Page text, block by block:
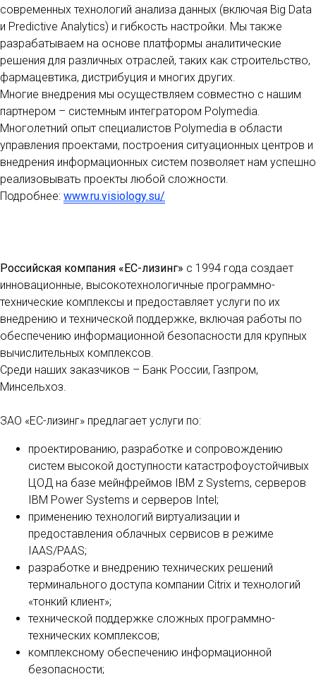
современных технологий анализа данных (включая Big Data
и Predictive Analytics) и гибкость настройки. Мы также
разрабатываем на основе платформы аналитические
решения для различных отраслей, таких как строительство,
фармацевтика, дистрибуция и многих других.
Многие внедрения мы осуществляем совместно с нашим
партнером – системным интегратором Polymedia.
Многолетний опыт специалистов Polymedia в области
управления проектами, построения ситуационных центров и
внедрения информационных систем позволяет нам успешно
реализовывать проекты любой сложности.
Подробнее: www.ru.visiology.su/
Российская компания «ЕС-лизинг» с 1994 года создает
инновационные, высокотехнологичные программно-
технические комплексы и предоставляет услуги по их
внедрению и технической поддержке, включая работы по
обеспечению информационной безопасности для крупных
вычислительных комплексов.
Среди наших заказчиков – Банк России, Газпром,
Минсельхоз.
ЗАО «ЕС-лизинг» предлагает услуги по:
проектированию, разработке и сопровождению
систем высокой доступности катастрофоустойчивых
ЦОД на базе мейнфреймов IBM z Systems, серверов
IBM Power Systems и серверов Intel;
применению технологий виртуализации и
предоставления облачных сервисов в режиме
IAAS/PAAS;
разработке и внедрению технических решений
терминального доступа компании Citrix и технологий
«тонкий клиент»;
технической поддержке сложных программно-
технических комплексов;
комплексному обеспечению информационной
безопасности;